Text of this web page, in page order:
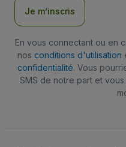
Je m’inscris
En vous connectant ou en
nos conditions d'utilisation
confidentialité. Vous
SMS de notre part et